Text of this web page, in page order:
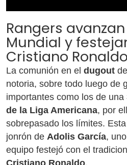
Rangers
Mundial y
Cristiano Ronaldo
La comunión en el dugout
notoria, sobre todo luego de
importantes como los de una
de la Liga Americana, por
sobrepasado los límites.
jonrón de Adolis García,
equipo festejó con el
Cristiano Ronaldo.